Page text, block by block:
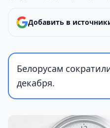
Добавить в
Белорусам
декабря.